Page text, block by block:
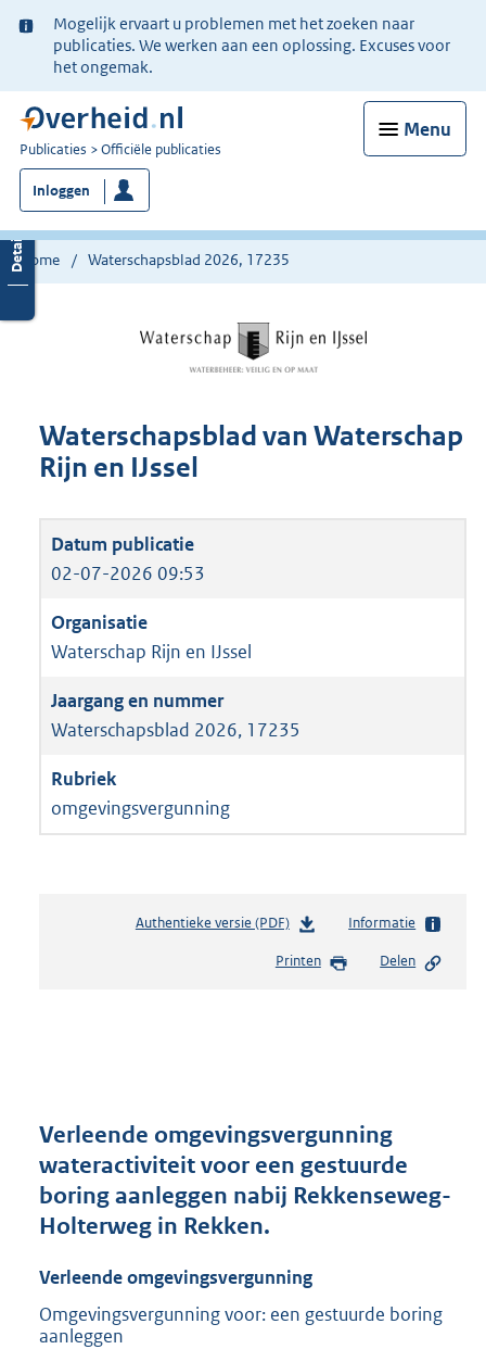
Ter
informatie:
Mogelijk ervaart u problemen met het zoeken naar
publicaties. We werken aan een oplossing. Excuses voor
het ongemak.
Menu
U
bent
nu
hier:
Publicaties Officiële publicaties
Inloggen
Home Waterschapsblad 2026, 17235
Waterschapsblad van Waterschap
Rijn en IJssel
02-07-2026 09:53
Waterschap Rijn en IJssel
Waterschapsblad 2026, 17235
omgevingsvergunning
Authentieke versie (PDF)b
s
r
o
2
0
Informatie
Printen Delen
Verleende omgevingsvergunning
wateractiviteit voor een gestuurde
boring aanleggen nabij Rekkenseweg-
Holterweg in Rekken.
Verleende omgevingsvergunning
Omgevingsvergunning voor: een gestuurde boring
aanleggen